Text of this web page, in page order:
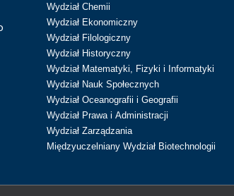
Wydział Chemii
Wydział Ekonomiczny
Wydział Filologiczny
Wydział Historyczny
Wydział Matematyki, Fizyki i Informatyki
Wydział Nauk Społecznych
Wydział Oceanografii i Geografii
Wydział Prawa i Administracji
Wydział Zarządzania
Międzyuczelniany Wydział Biotechnologii